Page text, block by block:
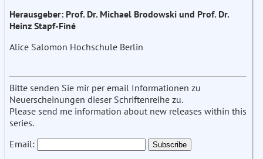
Herausgeber: Prof. Dr. Michael Brodowski und Prof. Dr.
Heinz Stapf-Finé
Alice Salomon Hochschule Berlin
Bitte senden Sie mir per email Informationen zu
Neuerscheinungen dieser Schriftenreihe zu.
Please send me information about new releases within this
series.
Email: